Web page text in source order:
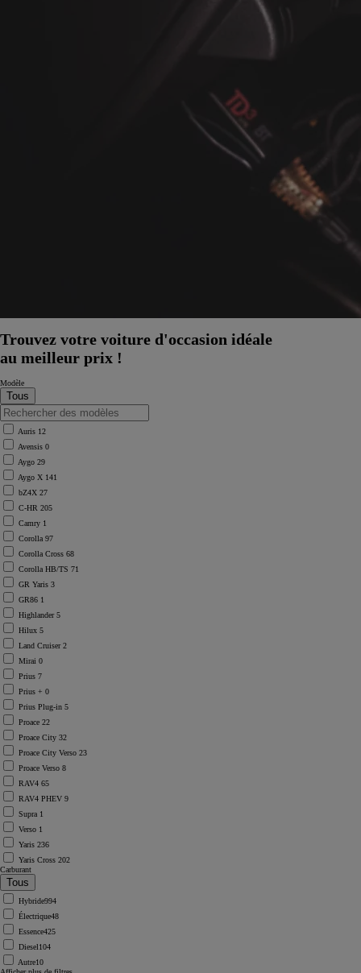
Trouvez votre voiture d'occasion idéale
au meilleur prix !
Modèle
Auris 12
Avensis 0
Aygo 29
Aygo X 141
bZ4X 27
C-HR 205
Camry 1
Corolla 97
Corolla Cross 68
Corolla HB/TS 71
GR Yaris 3
GR86 1
Highlander5
Hilux 5
Land Cruiser2
Mirai 0
Prius 7
Prius + 0
Prius Plug-in 5
Proace 22
Proace City 32
Proace City Verso 23
Proace Verso 8
RAV4 65
RAV4 PHEV 9
Supra 1
Verso 1
Yaris 236
Yaris Cross 202
Carburant
Hybride994
Électrique48
Essence425
Diesel104
Autre10